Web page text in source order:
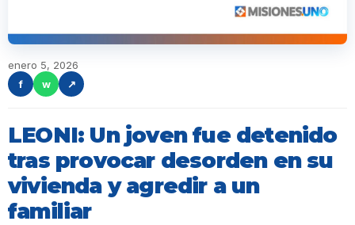
enero 5, 2026
f
w ↗
LEONI: Un joven fue detenido
tras provocar desorden en su
vivienda y agredir a un
familiar